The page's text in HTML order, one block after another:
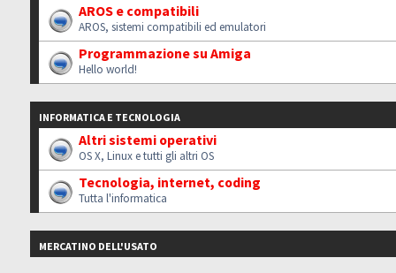
AROS e compatibili
AROS, sistemi compatibili ed emulatori
Programmazione su Amiga
Hello world!
INFORMATICA E TECNOLOGIA
Altri sistemi operativi
OS X, Linux e tutti gli altri OS
Tecnologia, internet, coding
Tutta l'informatica
MERCATINO DELL'USATO